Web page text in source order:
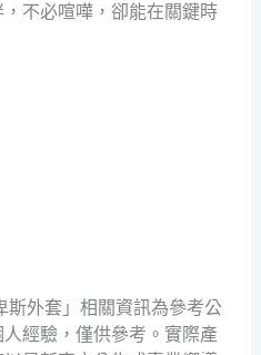
不必喧嘩，卻能在關鍵時
外套」相關資訊為參考公
經驗，僅供參考。實際產